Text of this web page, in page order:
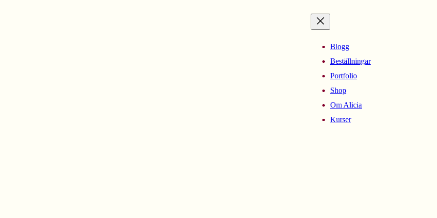
Blogg
Beställningar
Portfolio
Shop
Om Alicia
Kurser